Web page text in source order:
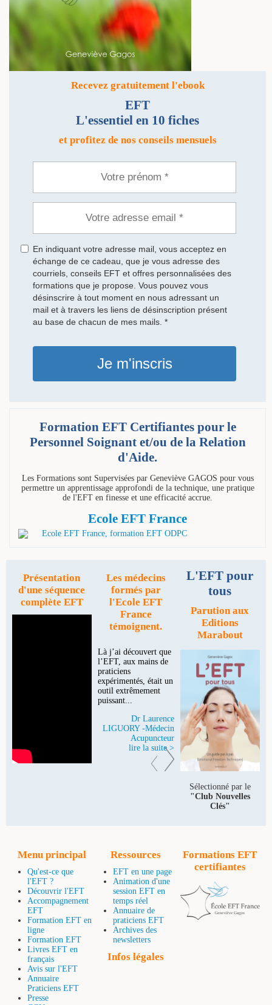
Recevez gratuitement l'ebook
EFT
L'essentiel en 10 fiches
et profitez de nos conseils mensuels
En indiquant votre adresse mail, vous acceptez en
échange de ce cadeau, que je vous adresse des
courriels, conseils EFT et offres personnalisées des
formations que je propose. Vous pouvez vous
désinscrire à tout moment en nous adressant un
mail et à travers les liens de désinscription présent
au base de chacun de mes mails. *
Je m'inscris
Formation EFT Certifiantes pour le
Personnel Soignant et/ou de la Relation
d'Aide.
Les Formations sont Supervisées par Geneviève GAGOS pour vous
permettre un apprentissage approfondi de la technique, une pratique
de l'EFT en finesse et une efficacité accrue.
Ecole EFT France
Présentation
d'une séquence
complète EFT
Les médecins
formés par
l'Ecole EFT
France
témoignent.
Là j’ai découvert que
l’EFT, aux mains de
praticiens
expérimentés, était un
outil extrêmement
puissant...
Dr Laurence
LIGUORY -Médecin
Acupuncteur
lire la suite >
L'EFT pour
tous
Parution aux
Editions
Marabout
Sélectionné par le
"Club Nouvelles
Clés"
Menu principal
Qu'est-ce que
l'EFT ?
Découvrir l'EFT
Accompagnement
EFT
Formation EFT en
ligne
Formation EFT
Livres EFT en
français
Avis sur l'EFT
Annuaire
Praticiens EFT
Presse
Ressources
EFT en une page
Animation d'une
session EFT en
temps réel
Annuaire de
praticiens EFT
Archives des
newsletters
Infos légales
Formations EFT
certifiantes